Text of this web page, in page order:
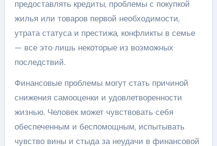
предоставлять кредиты, проблемы с покупкой
жилья или товаров первой необходимости,
утрата статуса и престижа, конфликты в семье
— все это лишь некоторые из возможных
последствий.
Финансовые проблемы могут стать причиной
снижения самооценки и удовлетворенности
жизнью. Человек может чувствовать себя
обеспеченным и беспомощным, испытывать
чувство вины и стыда за неудачи в финансовой